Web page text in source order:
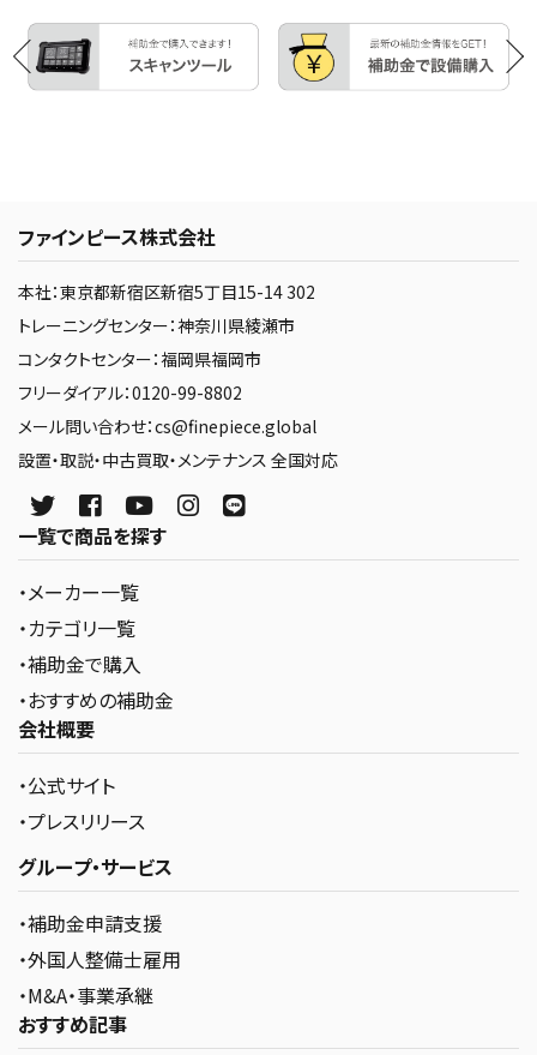
ファインピース株式会社
本社：東京都新宿区新宿5丁目15-14 302
トレーニングセンター：神奈川県綾瀬市
コンタクトセンター：福岡県福岡市
フリーダイアル：0120-99-8802
メール問い合わせ：cs@finepiece.global
設置・取説・中古買取・メンテナンス 全国対応
一覧で商品を探す
・メーカー一覧
・カテゴリ一覧
・補助金で購入
・おすすめの補助金
会社概要
・公式サイト
・プレスリリース
グループ・サービス
・補助金申請支援
・外国人整備士雇用
・M&A・事業承継
おすすめ記事